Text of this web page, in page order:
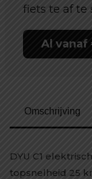
fiets te af te
Al vanaf
Omschrijving
DYU C1
topsnelheid 25